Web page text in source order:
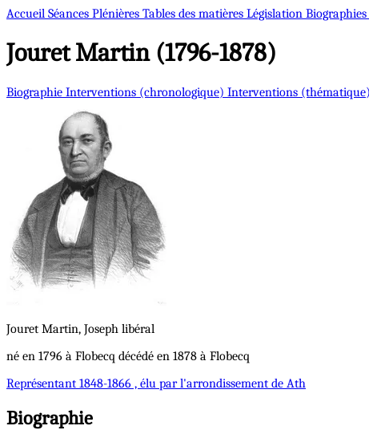
Accueil Séances Plénières Tables des matières Législation Biographies
JouretMartin (1796-1878)
Biographie Interventions (chronologique) Interventions (thématique)
Jouret Martin, Joseph libéral
né en 1796 à Flobecq décédé en 1878 à Flobecq
Représentant 1848-1866 , élu par l'arrondissement de Ath
Biographie